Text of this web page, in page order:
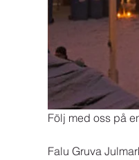
Följ med oss på
Falu Gruva